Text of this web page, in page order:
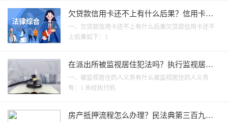
欠贷款信用卡还不上有什么后果？信用卡欠
款逾期利息怎么算？-全球速读
一、欠贷款信用卡还不上有什么后果欠贷款信用卡还不
上后果如下：1
在派出所被监视居住犯法吗？执行监视居住
的流程_简讯
一、被监视居住的人义务有什么被监视居住的人义务
有：1 未经执行机
房产抵押流程怎么办理？民法典第三百九十